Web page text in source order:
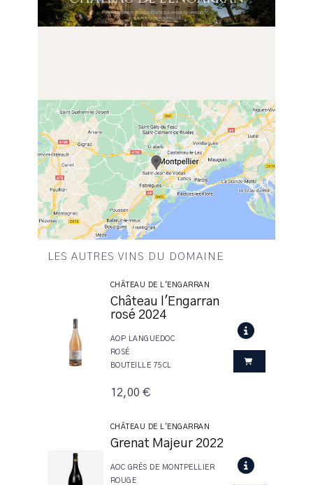
LES AUTRES VINS DU DOMAINE
CHÂTEAU DE L'ENGARRAN
Château l'Engarran
rosé 2024
AOP LANGUEDOC
ROSÉ
BOUTEILLE 75CL
12,00 €
CHÂTEAU DE L'ENGARRAN
Grenat Majeur 2022
AOC GRÉS DE MONTPELLIER
ROUGE